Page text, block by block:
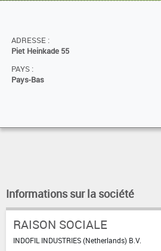
ADRESSE :
Piet Heinkade 55
PAYS :
Pays-Bas
Informations sur la société
RAISON SOCIALE
INDOFIL INDUSTRIES (Netherlands) B.V.